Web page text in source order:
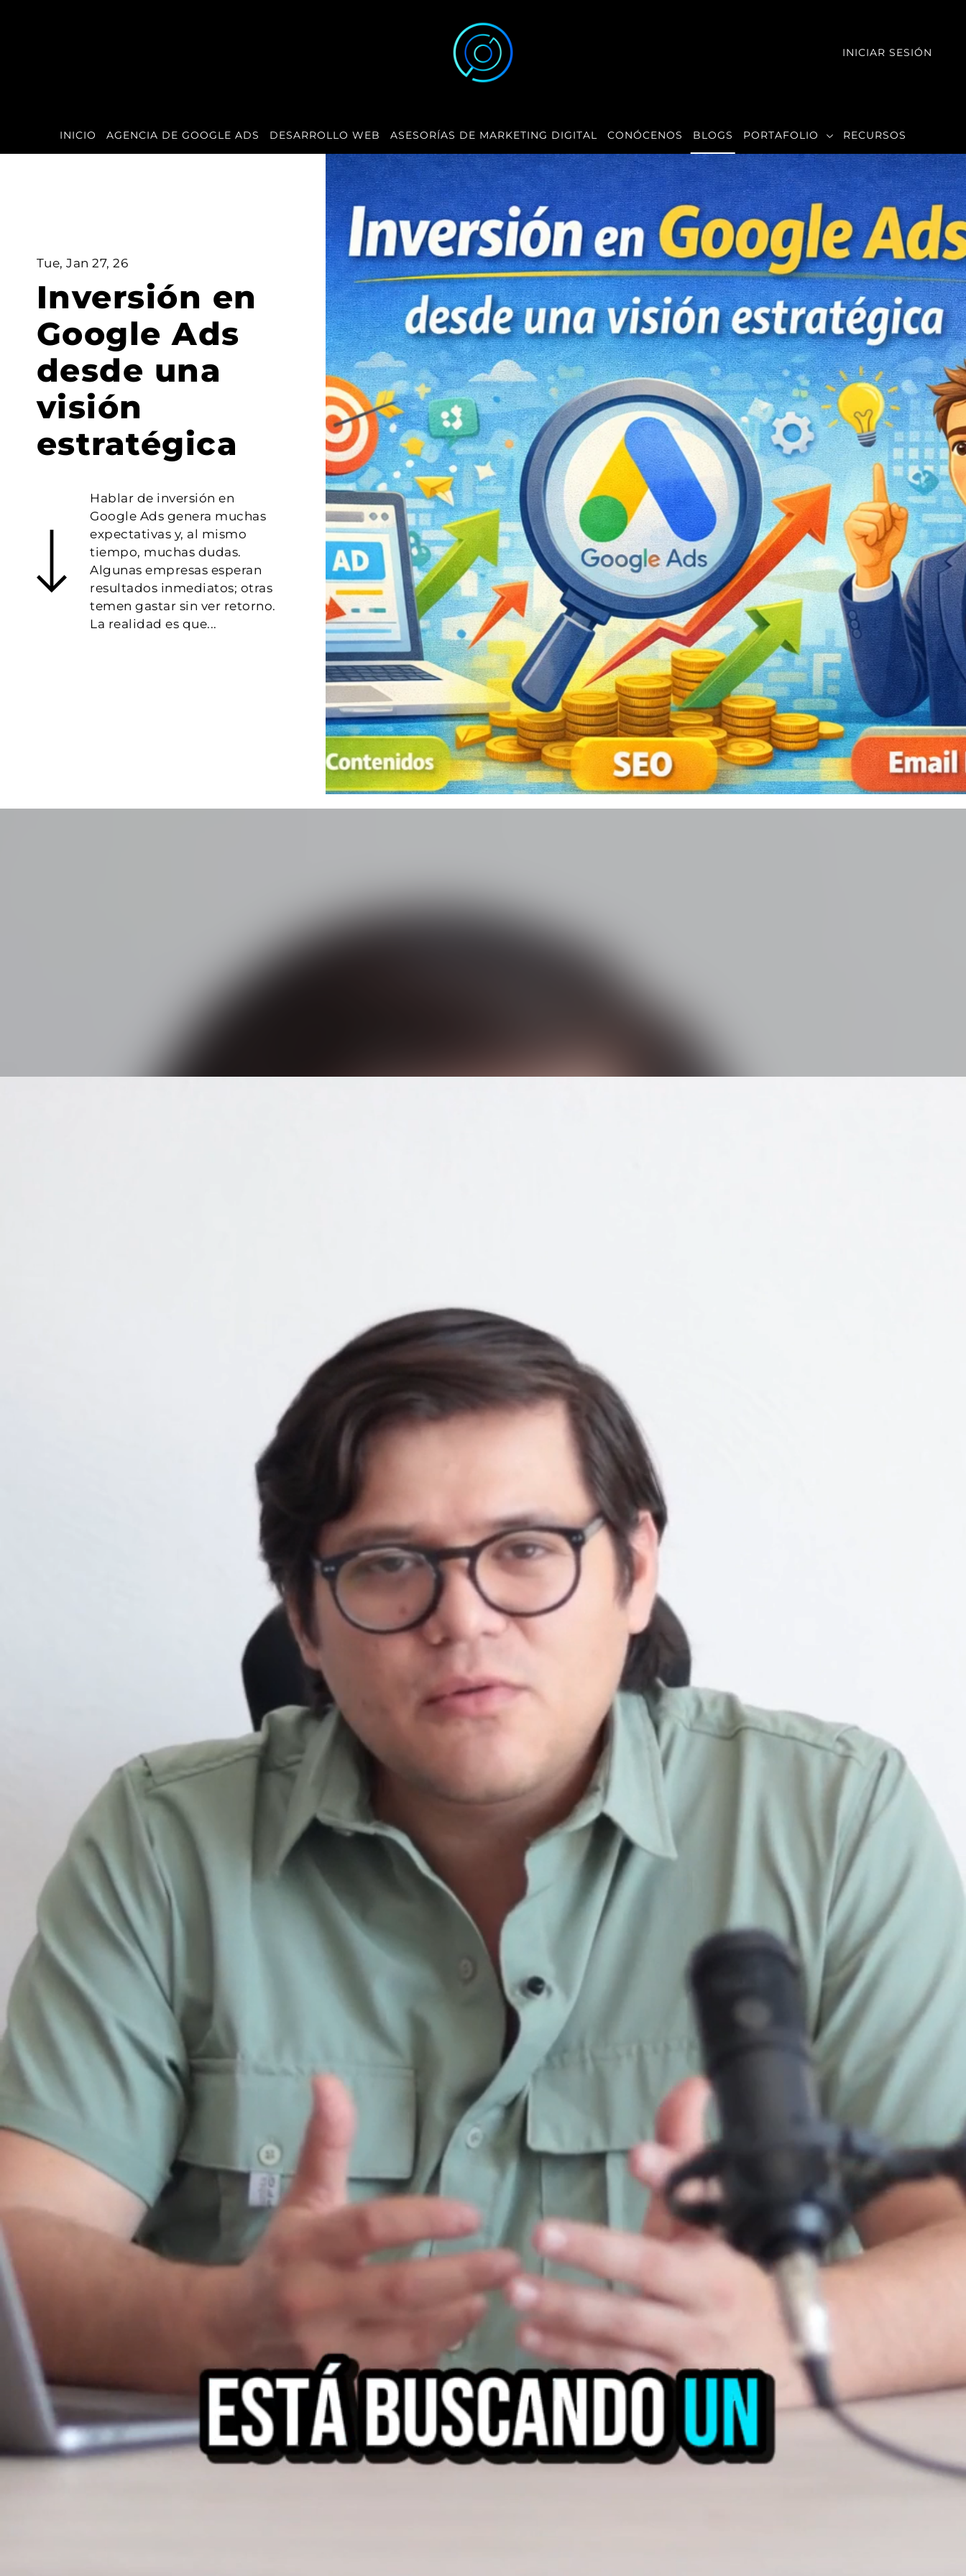
INICIAR SESIÓN
INICIO AGENCIA DE GOOGLE ADS DESARROLLO WEB ASESORÍAS DE MARKETING DIGITAL CONÓCENOS BLOGS PORTAFOLIO RECURSOS
Tue, Jan 27, 26
Inversión en
Google Ads
desde una
visión
estratégica
Hablar de inversión en
Google Ads genera muchas
expectativas y, al mismo
tiempo, muchas dudas.
Algunas empresas esperan
resultados inmediatos; otras
temen gastar sin ver retorno.
La realidad es que...